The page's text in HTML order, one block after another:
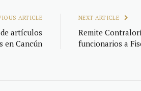
ARTICLE
artículos
en Cancún
NEXT ARTICLE
Remite
funcionarios a